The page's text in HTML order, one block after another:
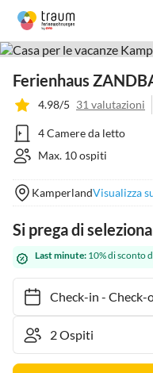
Ferienhaus
4.98/5 31 valutazioni
4 Camere da letto
Max. 10 ospiti
KamperlandVisualizza
Si prega di
Last minute: 10% di sconto
Check-in- Check-